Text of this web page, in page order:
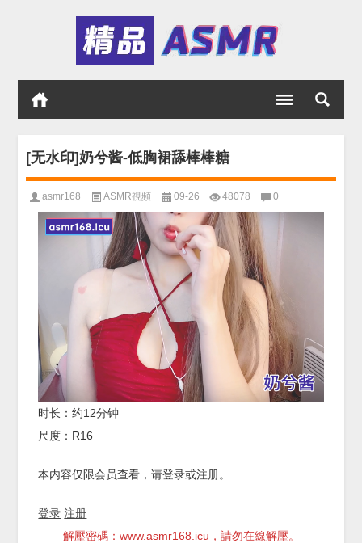
[无水印]奶兮酱-低胸裙舔棒棒糖
asmr168 ASMR視頻 09-26 48078 0
时长：约12分钟
尺度：R16
本内容仅限会员查看，请登录或注册。
登录 注册
解壓密碼：www.asmr168.icu，請勿在線解壓。